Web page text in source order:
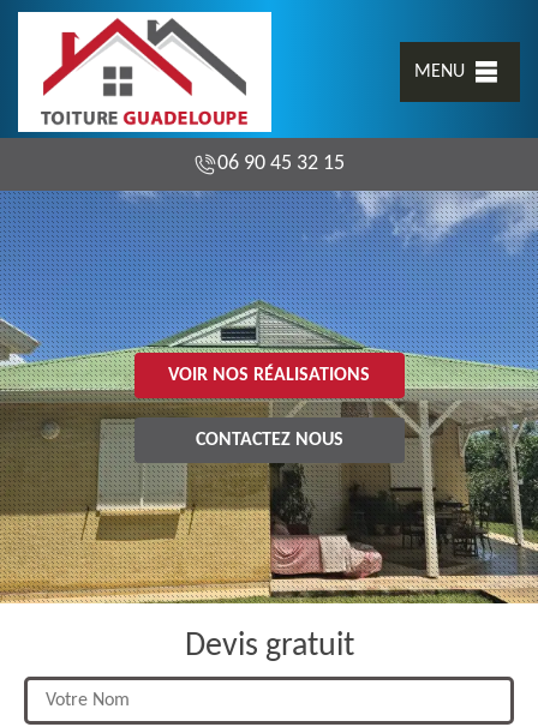
MENU
06 90 45 32 15
VOIR NOS RÉALISATIONS
CONTACTEZ NOUS
Devis gratuit